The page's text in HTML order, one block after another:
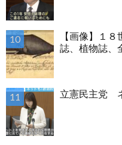
【画像】１
誌、植物誌、
立憲民主党